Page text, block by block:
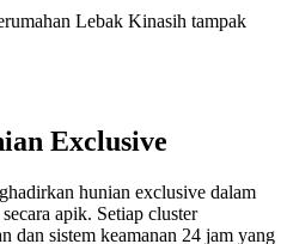
Lebak Kinasih tampak
Exclusive
hunian exclusive dalam
apik. Setiap cluster
dan sistem keamanan 24 jam yang